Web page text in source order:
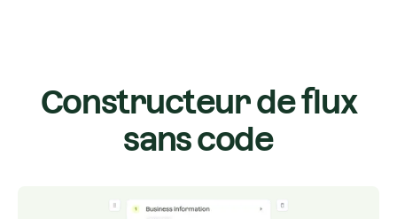
Constructeur de flux
sans code